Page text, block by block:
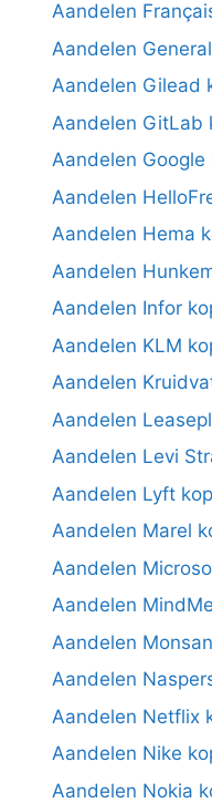
Aandelen
Aandelen
Aandelen Gilead
Aandelen GitLab
Aandelen Google
Aandelen
Aandelen Hema
Aandelen
Aandelen Infor
Aandelen KLM
Aandelen
Aandelen
Aandelen Levi
Aandelen Lyft
Aandelen Marel
Aandelen
Aandelen
Aandelen
Aandelen
Aandelen Netflix
Aandelen Nike
Aandelen Nokia